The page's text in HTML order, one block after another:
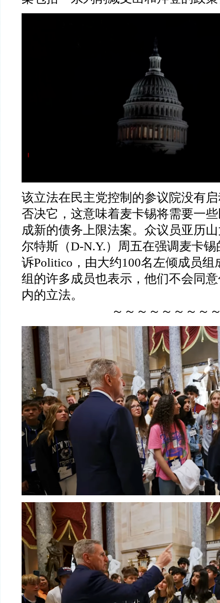
该立法在民主党控制的参议院没有
否决它，这意味着麦卡锡将需要一
成新的债务上限法案。众议员亚历
尔特斯（D-N.Y.）周五在强调麦卡
诉Politico ，由大约100名左倾成员组
组的许多成员也表示，他们不会同
内的立法。
～～～～～～～～